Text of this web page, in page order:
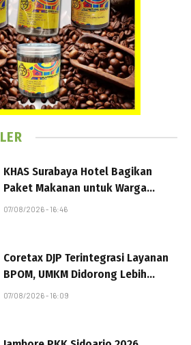
KHAS Surabaya Hotel Bagikan
Paket Makanan untuk Warga
Lewat Program Jumat Berkah
07/08/2026 - 16:46
Coretax DJP Terintegrasi Layanan
BPOM, UMKM Didorong Lebih
Mudah Urus Perizinan
07/08/2026 - 16:09